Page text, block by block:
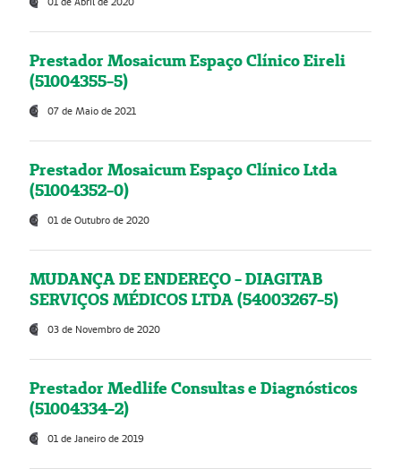
Prestador Mosaicum Espaço Clínico Eireli
(51004355-5)
07 de Maio de 2021
Prestador Mosaicum Espaço Clínico Ltda
(51004352-0)
01 de Outubro de 2020
MUDANÇA DE ENDEREÇO - DIAGITAB
SERVIÇOS MÉDICOS LTDA (54003267-5)
03 de Novembro de 2020
Prestador Medlife Consultas e Diagnósticos
(51004334-2)
01 de Janeiro de 2019